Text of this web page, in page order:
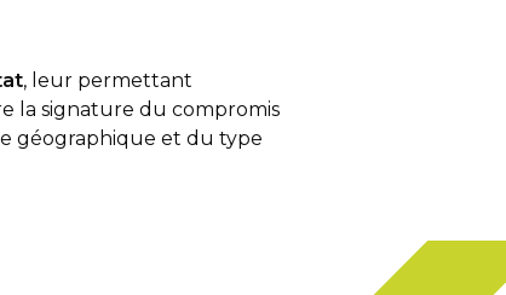
, leur permettant
la signature du compromis
géographique et du type